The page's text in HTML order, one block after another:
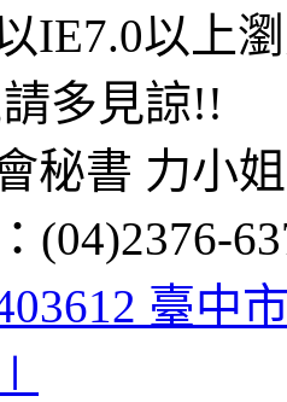
IE7.0以上
多見諒!!
秘書 力小
(04)2376-
臺中